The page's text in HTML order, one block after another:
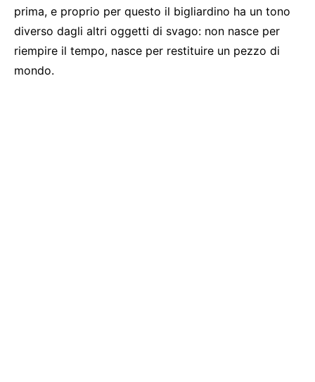
prima, e proprio per questo il bigliardino ha un tono
diverso dagli altri oggetti di svago: non nasce per
riempire il tempo, nasce per restituire un pezzo di
mondo.